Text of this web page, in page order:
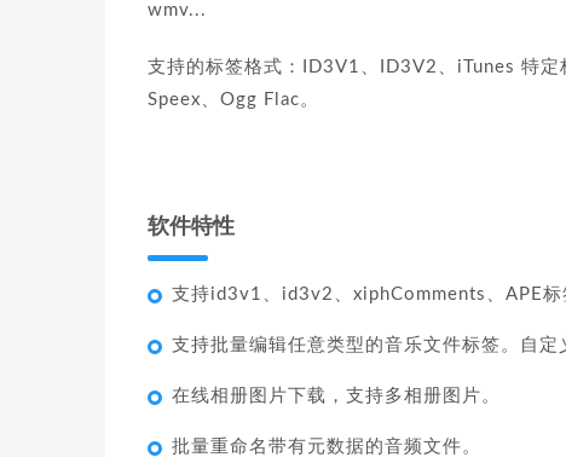
wmv...
支持的标签格式：ID3V1、ID3V2、iTunes 特
Speex、Ogg Flac。
软件特性
支持id3v1、id3v2、xiphComments、APE标
支持批量编辑任意类型的音乐文件标签。自定
在线相册图片下载，支持多相册图片。
批量重命名带有元数据的音频文件。